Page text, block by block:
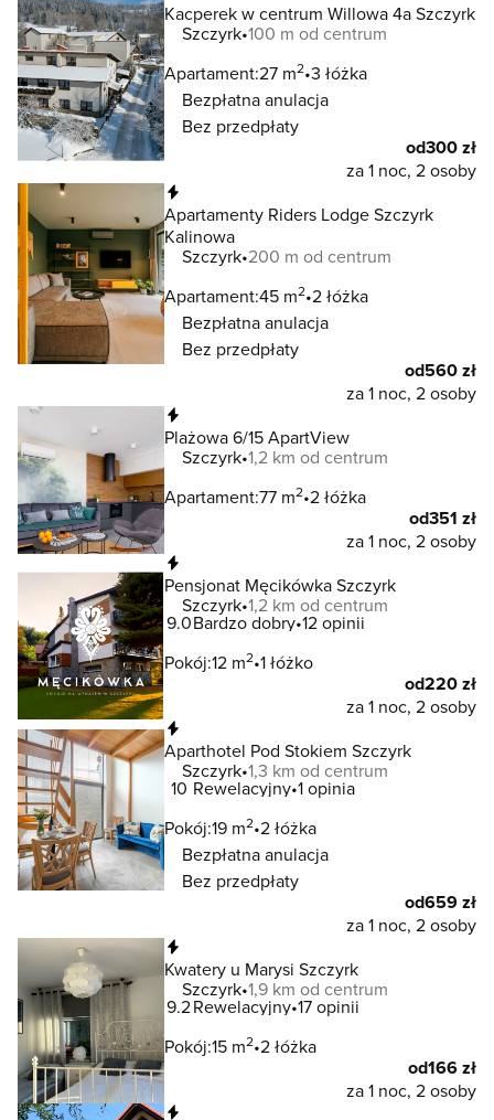
Kacperek w centrum Willowa 4a Szczyrk
Szczyrk 100 m od centrum
Apartament:27 m2 3 łóżka
Bezpłatna anulacja
Bez przedpłaty
od300 zł
za 1 noc, 2 osoby
Apartamenty Riders Lodge Szczyrk
Kalinowa
Szczyrk 200 m od centrum
Apartament:45 m2 2 łóżka
Bezpłatna anulacja
Bez przedpłaty
od560 zł
za 1 noc, 2 osoby
Plażowa 6/15 ApartView
Szczyrk 1,2 km od centrum
Apartament:77 m2 2 łóżka
od351 zł
za 1 noc, 2 osoby
Pensjonat Męcikówka Szczyrk
Szczyrk 1,2 km od centrum
9.0Bardzo dobry 12 opinii
Pokój:12 m2 1 łóżko
od220 zł
za 1 noc, 2 osoby
Aparthotel Pod Stokiem Szczyrk
Szczyrk 1,3 km od centrum
10 Rewelacyjny 1 opinia
Pokój:19 m2 2 łóżka
Bezpłatna anulacja
Bez przedpłaty
od659 zł
za 1 noc, 2 osoby
Kwatery u Marysi Szczyrk
Szczyrk 1,9 km od centrum
9.2Rewelacyjny 17 opinii
Pokój:15 m2 2 łóżka
od166 zł
za 1 noc, 2 osoby